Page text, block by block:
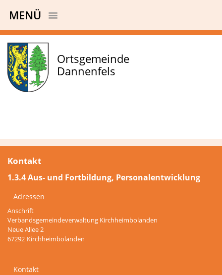
MENÜ
Ortsgemeinde
Dannenfels
Kontakt
1.3.4 Aus- und Fortbildung, Personalentwicklung
Adressen
Anschrift
Verbandsgemeindeverwaltung Kirchheimbolanden
Neue Allee 2
67292 Kirchheimbolanden
Kontakt